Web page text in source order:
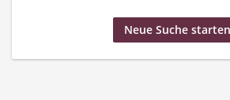
Neue Suche starten